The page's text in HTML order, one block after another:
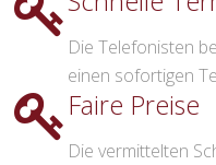
Die Telefonisten
einen sofortigen
Faire Preise
Die vermittelten